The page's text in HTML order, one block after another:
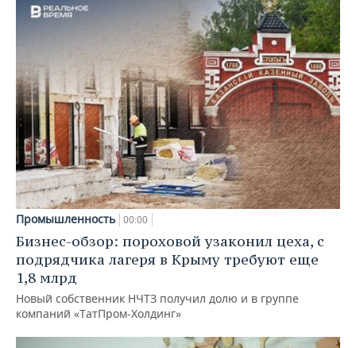
Промышленность 00:00
Бизнес-обзор: пороховой узаконил цеха, с
подрядчика лагеря в Крыму требуют еще
1,8 млрд
Новый собственник НЧТЗ получил долю и в группе
компаний «ТатПром-Холдинг»